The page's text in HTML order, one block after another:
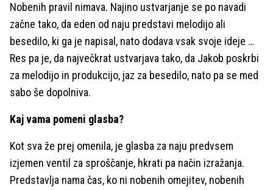
Nobenih pravil nimava. Najino ustvarjanje se po navadi
začne tako, da eden od naju predstavi melodijo ali
besedilo, ki ga je napisal, nato dodava vsak svoje ideje …
Res pa je, da največkrat ustvarjava tako, da Jakob poskrbi
za melodijo in produkcijo, jaz za besedilo, nato pa se med
sabo še dopolniva.
Kaj vama pomeni glasba?
Kot sva že prej omenila, je glasba za naju predvsem
izjemen ventil za sproščanje, hkrati pa način izražanja.
Predstavlja nama čas, ko ni nobenih omejitev, nobenih